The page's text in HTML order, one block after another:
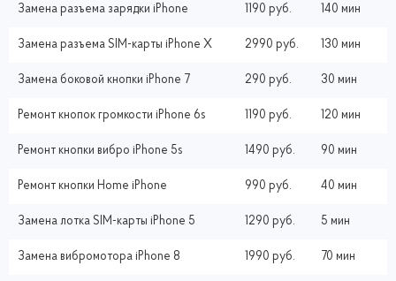
Замена разъема зарядки iPhone 1190 руб. 140 мин
Замена разъема SIM-карты iPhone X 2990 руб. 130 мин
Замена боковой кнопки iPhone 7 290 руб. 30 мин
Ремонт кнопок громкости iPhone 6s 1190 руб. 120 мин
Ремонт кнопки вибро iPhone 5s 1490 руб. 90 мин
Ремонт кнопки Home iPhone 990 руб. 40 мин
Замена лотка SIM-карты iPhone 5 1290 руб. 5 мин
Замена вибромотора iPhone 8 1990 руб. 70 мин